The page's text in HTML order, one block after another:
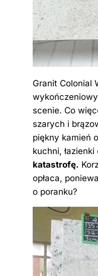
Granit Colonial
scenie. Co
szarych i
piękny kamień
kuchni,
katastrofę.
opłaca,
o poranku?